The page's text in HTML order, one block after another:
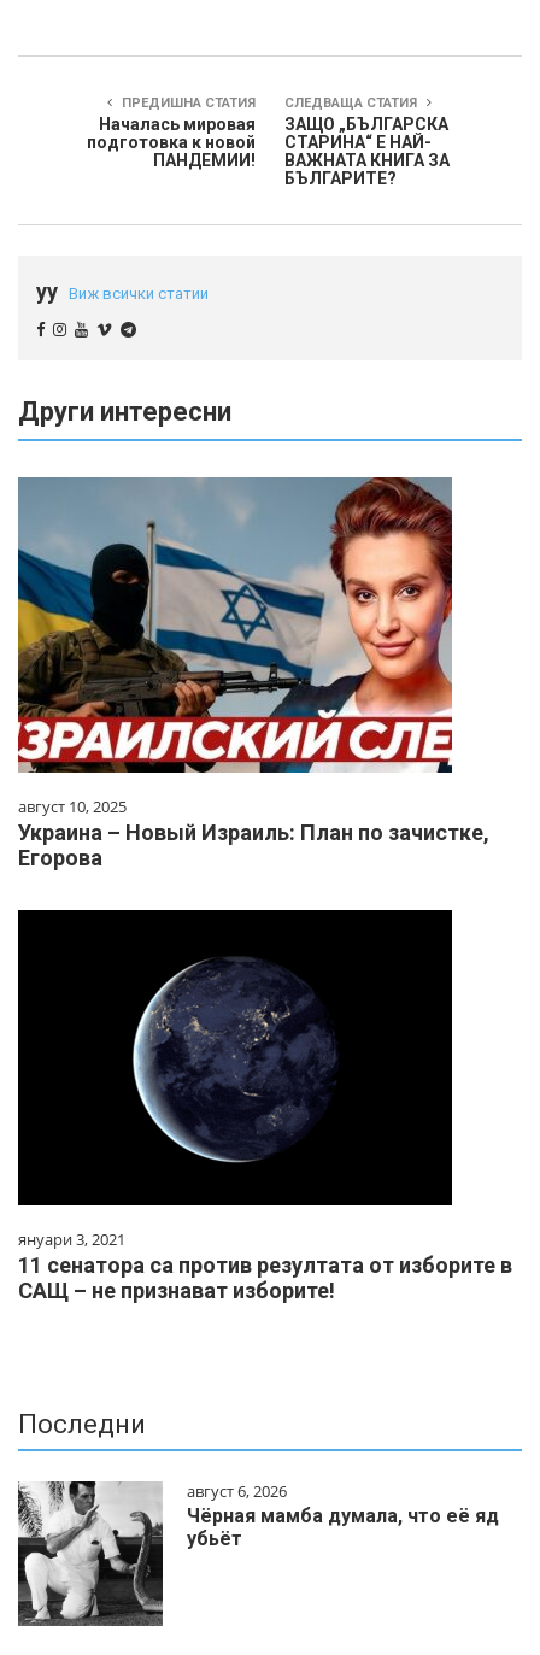
ПРЕДИШНА СТАТИЯ
Началась мировая
подготовка к новой
ПАНДЕМИИ!
СЛЕДВАЩА СТАТИЯ
ЗАЩО „БЪЛГАРСКА
СТАРИНА“ Е НАЙ-
ВАЖНАТА КНИГА ЗА
БЪЛГАРИТЕ?
yy Виж всички статии
Други интересни
август 10, 2025
Украина – Новый Израиль: План по зачистке,
Егорова
януари 3, 2021
11 сенатора са против резултата от изборите в
САЩ – не признават изборите!
Последни
август 6, 2026
Чёрная мамба думала, что её яд
убьёт